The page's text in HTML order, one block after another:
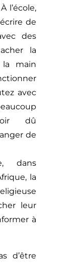
l’école,
de
des
la
main
avec
dû
de
dans
la
leur
à
d’être